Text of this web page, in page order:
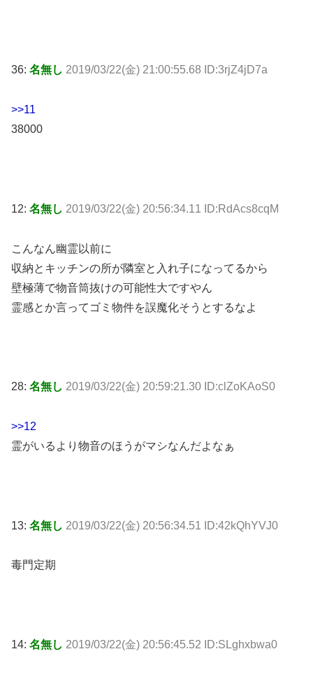
36: 名無し 2019/03/22(金) 21:00:55.68 ID:3rjZ4jD7a
>>11
38000
12: 名無し 2019/03/22(金) 20:56:34.11 ID:RdAcs8cqM
こんなん幽霊以前に
収納とキッチンの所が隣室と入れ子になってるから
壁極薄で物音筒抜けの可能性大ですやん
霊感とか言ってゴミ物件を誤魔化そうとするなよ
28: 名無し 2019/03/22(金) 20:59:21.30 ID:clZoKAoS0
>>12
霊がいるより物音のほうがマシなんだよなぁ
13: 名無し 2019/03/22(金) 20:56:34.51 ID:42kQhYVJ0
毒門定期
14: 名無し 2019/03/22(金) 20:56:45.52 ID:SLghxbwa0